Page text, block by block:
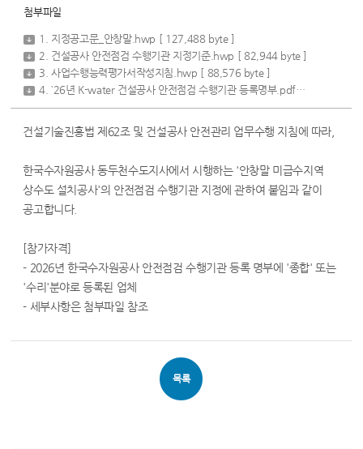
첨부파일
1. 지정공고문_안창말.hwp [ 127,488 byte ]
2. 건설공사 안전점검 수행기관 지정기준.hwp [ 82,944 byte ]
3. 사업수행능력평가서작성지침.hwp [ 88,576 byte ]
4. `26년 K-water 건설공사 안전점검 수행기관 등록명부.pdf [ 199,645
건설기술진흥법 제62조 및 건설공사 안전관리 업무수행 지침에 따라,
한국수자원공사 동두천수도지사에서 시행하는 '안창말 미급수지역
상수도 설치공사'의 안전점검 수행기관 지정에 관하여 붙임과 같이
공고합니다.
[참가자격]
- 2026년 한국수자원공사 안전점검 수행기관 등록 명부에 '종합' 또는
'수리'분야로 등록된 업체
- 세부사항은 첨부파일 참조
목록